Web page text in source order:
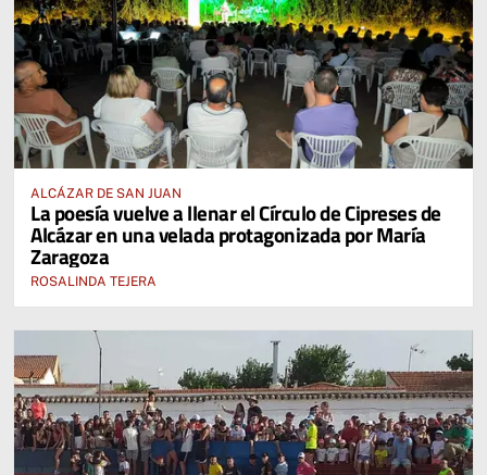
ALCÁZAR DE SAN JUAN
La poesía vuelve a llenar el Círculo de Cipreses de
Alcázar en una velada protagonizada por María
Zaragoza
ROSALINDA TEJERA